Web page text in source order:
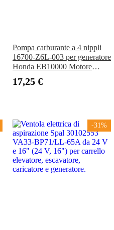
Pompa carburante a 4 nippli
16700-Z6L-003 per generatore
Honda EB10000 Motore
GXV630 GXV660 GXV690
17,25 €
-31%